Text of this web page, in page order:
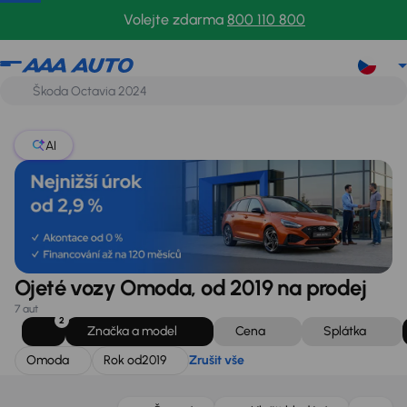
Volejte zdarma 800 110 800
Omoda
AI
Ojeté vozy Omoda, od 2019 na prodej
7 aut
2
Značka a model Cena
Splátka
Omoda
Rok od2019 Zrušit vše
Možnost odpočtu DPH